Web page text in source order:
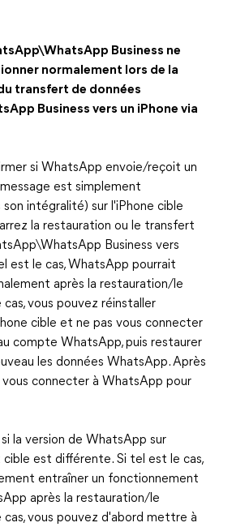
Business ne
normalement lors de la
transfert de données
Business vers un iPhone via
si WhatsApp envoie/reçoit un
est simplement
intégralité) sur l'iPhone cible
la restauration ou le transfert
Business vers
est le cas, WhatsApp pourrait
après la restauration/le
vous pouvez réinstaller
cible et ne pas vous connecter
compte WhatsApp, puis restaurer
les données WhatsApp. Après
vous connecter à WhatsApp pour
la version de WhatsApp sur
cible est différente. Si tel est le cas,
entraîner un fonctionnement
après la restauration/le
cas, vous pouvez d'abord mettre à